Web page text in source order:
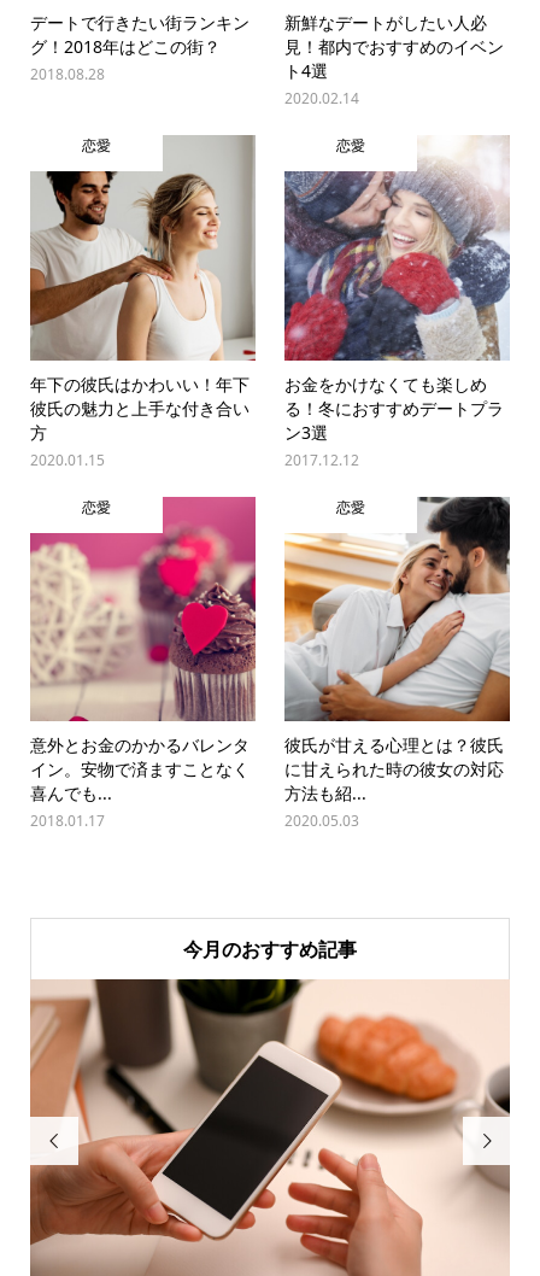
デートで行きたい街ランキン
グ！2018年はどこの街？
2018.08.28
新鮮なデートがしたい人必
見！都内でおすすめのイベン
ト4選
2020.02.14
恋愛
年下の彼氏はかわいい！年下
彼氏の魅力と上手な付き合い
方
2020.01.15
恋愛
お金をかけなくても楽しめ
る！冬におすすめデートプラ
ン3選
2017.12.12
恋愛
意外とお金のかかるバレンタ
イン。安物で済ますことなく
喜んでも...
2018.01.17
恋愛
彼氏が甘える心理とは？彼氏
に甘えられた時の彼女の対応
方法も紹...
2020.05.03
今月のおすすめ記事
 